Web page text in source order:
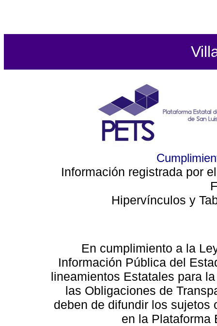
Información registrada por
Hipervínculos y
En cumplimiento a la
Información Pública del
lineamientos Estatales para
las Obligaciones de
deben de difundir los sujetos
en la Plataforma